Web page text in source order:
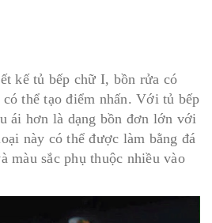
kế tủ bếp chữ I, bồn rửa có
thể tạo điểm nhấn. Với tủ bếp
ái hơn là dạng bồn đơn lớn với
này có thể được làm bằng đá
màu sắc phụ thuộc nhiều vào